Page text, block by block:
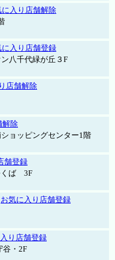
に入り店舗解除
に入り店舗登録
八千代緑が丘３F
店舗解除
解除
ョッピングセンター1階
舗登録
くば 3F
お気に入り店舗登録
り店舗登録
谷・2F